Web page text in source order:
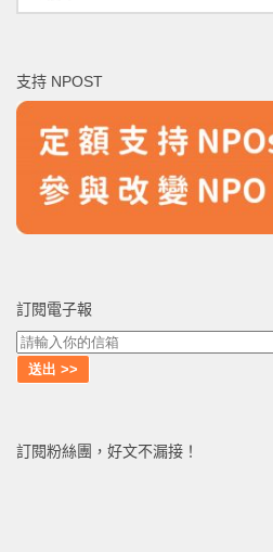
尋
字:
支持 NPOST
訂閱電子報
訂閱粉絲團，好文不漏接！